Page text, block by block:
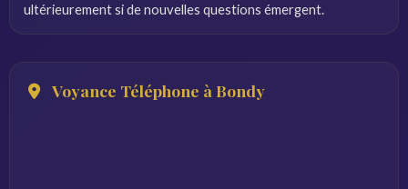
ultérieurement si de nouvelles questions émergent.
Voyance Téléphone à Bondy